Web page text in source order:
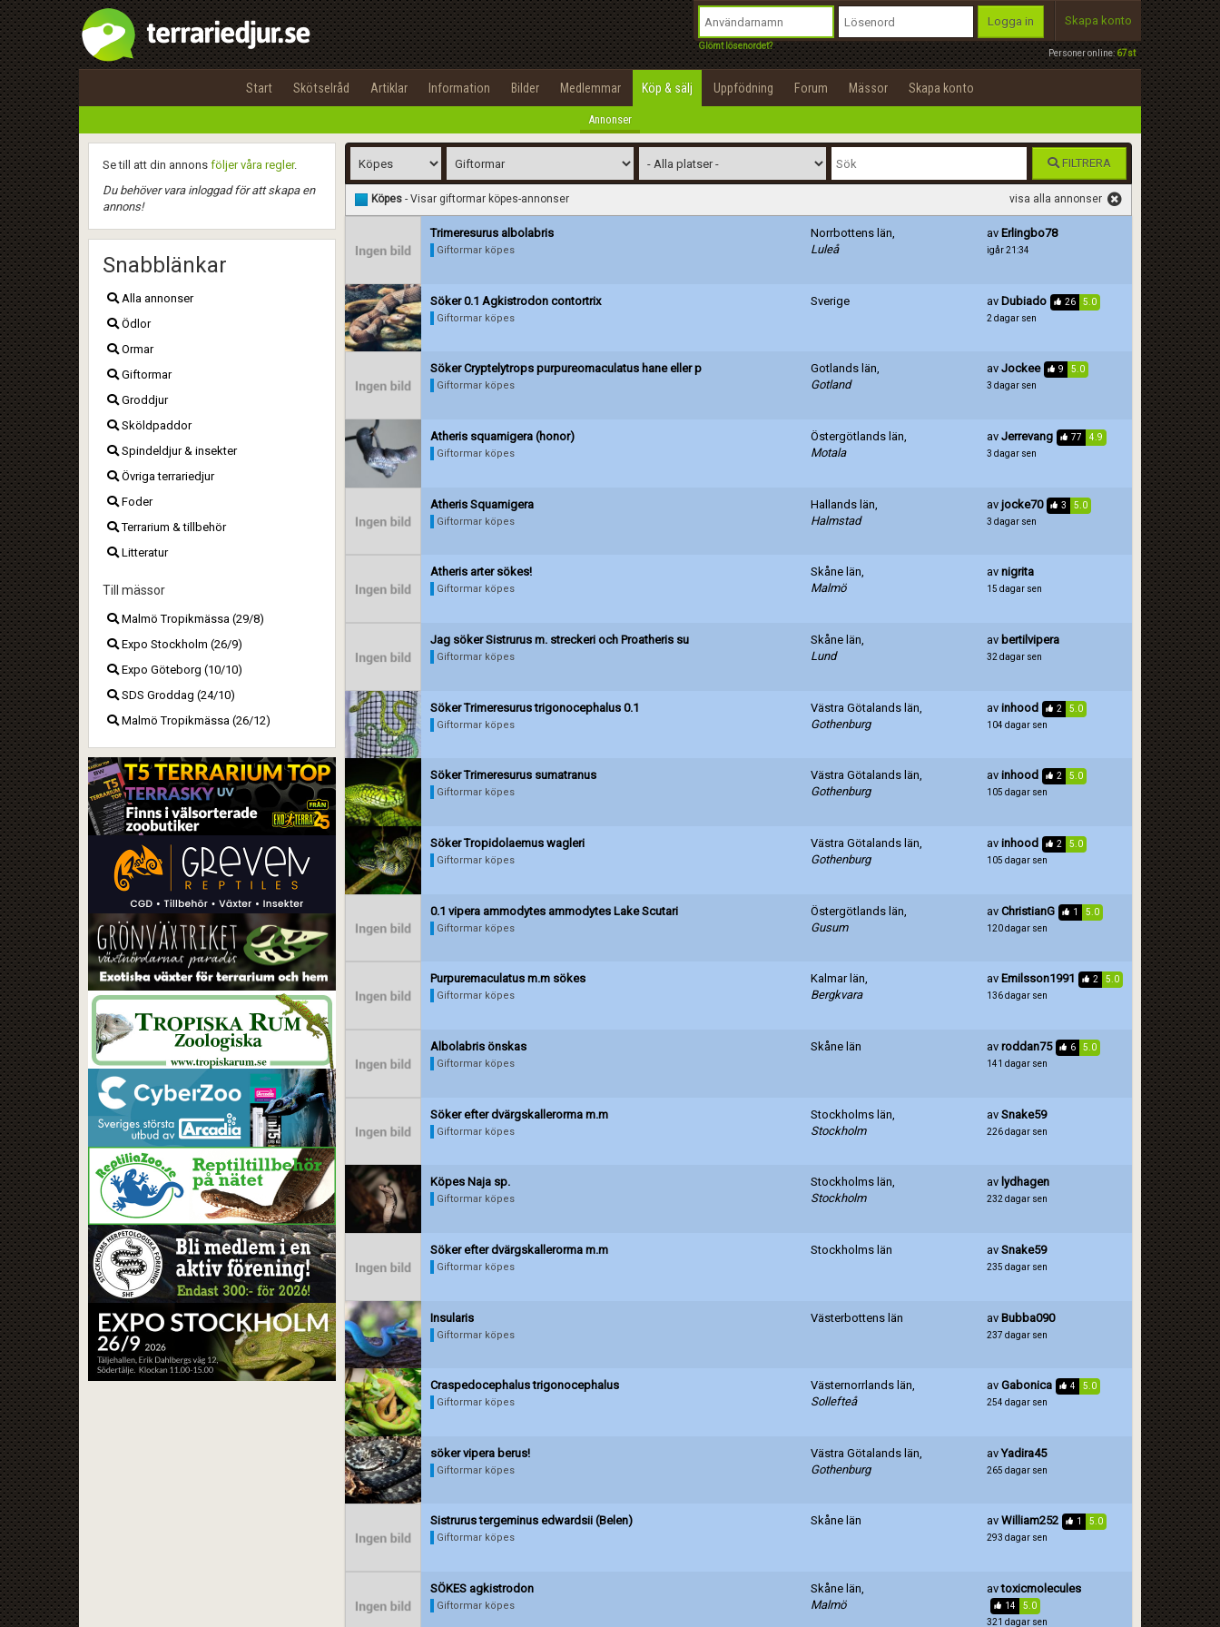
Personer online:67st
Logga in
Glömt lösenordet?
Skapa konto
Start Skötselråd Artiklar Information Bilder Medlemmar Köp & sälj Uppfödning Forum Mässor Skapa konto
Annonser
Namn:
Beskrivning:
Spara ändringar
Avbryt
Förnya annons
Kan förnyas om
Inaktivera annons
Redigera annons
Alla Positiva Negativa
Spara
Se till att din annons följer våra regler.
Du behöver vara inloggad för att skapa en
annons!
Snabblänkar
Alla annonser
Ödlor
Ormar
Giftormar
Groddjur
Sköldpaddor
Spindeldjur & insekter
Övriga terrariedjur
Foder
Terrarium & tillbehör
Litteratur
Till mässor
Malmö Tropikmässa (29/8)
Expo Stockholm (26/9)
Expo Göteborg (10/10)
SDS Groddag (24/10)
Malmö Tropikmässa (26/12)
FILTRERA
Köpes- Visar giftormar köpes-annonser visa alla annonser
Trimeresurus albolabris
Giftormar köpes
av Erlingbo78
igår 21:34
Norrbottens län,
Luleå
Söker 0.1 Agkistrodon contortrix
Giftormar köpes
av Dubiado 26
5.0
2 dagar sen
Sverige
Söker Cryptelytrops purpureomaculatus hane eller p
Giftormar köpes
av Jockee 9
5.0
3 dagar sen
Gotlands län,
Gotland
Atheris squamigera (honor)
Giftormar köpes
av Jerrevang 77
4.9
3 dagar sen
Östergötlands län,
Motala
Atheris Squamigera
Giftormar köpes
av jocke70 3
5.0
3 dagar sen
Hallands län,
Halmstad
Atheris arter sökes!
Giftormar köpes
av nigrita
15 dagar sen
Skåne län,
Malmö
Jag söker Sistrurus m. streckeri och Proatheris su
Giftormar köpes
av bertilvipera
32 dagar sen
Skåne län,
Lund
Söker Trimeresurus trigonocephalus 0.1
Giftormar köpes
av inhood 2
5.0
104 dagar sen
Västra Götalands län,
Gothenburg
Söker Trimeresurus sumatranus
Giftormar köpes
av inhood 2
5.0
105 dagar sen
Västra Götalands län,
Gothenburg
Söker Tropidolaemus wagleri
Giftormar köpes
av inhood 2
5.0
105 dagar sen
Västra Götalands län,
Gothenburg
0.1 vipera ammodytes ammodytes Lake Scutari
Giftormar köpes
av ChristianG 1
5.0
120 dagar sen
Östergötlands län,
Gusum
Purpuremaculatus m.m sökes
Giftormar köpes
av Emilsson1991 2
5.0
136 dagar sen
Kalmar län,
Bergkvara
Albolabris önskas
Giftormar köpes
av roddan75 6
5.0
141 dagar sen
Skåne län
Söker efter dvärgskallerorma m.m
Giftormar köpes
av Snake59
226 dagar sen
Stockholms län,
Stockholm
Köpes Naja sp.
Giftormar köpes
av lydhagen
232 dagar sen
Stockholms län,
Stockholm
Söker efter dvärgskallerorma m.m
Giftormar köpes
av Snake59
235 dagar sen
Stockholms län
Insularis
Giftormar köpes
av Bubba090
237 dagar sen
Västerbottens län
Craspedocephalus trigonocephalus
Giftormar köpes
av Gabonica 4
5.0
254 dagar sen
Västernorrlands län,
Sollefteå
söker vipera berus!
Giftormar köpes
avYadira45
265 dagar sen
Västra Götalands län,
Gothenburg
Sistrurus tergeminus edwardsii (Belen)
Giftormar köpes
av William252 1
5.0
293 dagar sen
Skåne län
SÖKES agkistrodon
Giftormar köpes
avtoxicmolecules
14
5.0
321 dagar sen
Skåne län,
Malmö
Utför
100%
OK
integritetspolicy
Namn:
Epost:
Privacy Policy
Terms of Service
Begär nytt lösenord
Tillbaka till förstasidan